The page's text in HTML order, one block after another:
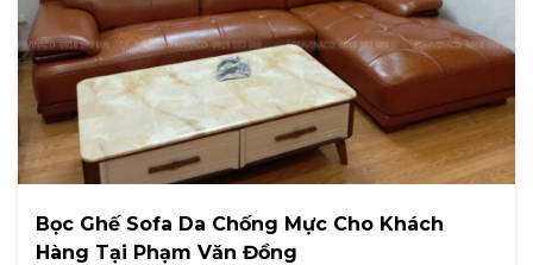
Bọc Ghế Sofa Da Chống Mực Cho Khách
Hàng Tại Phạm Văn Đồng